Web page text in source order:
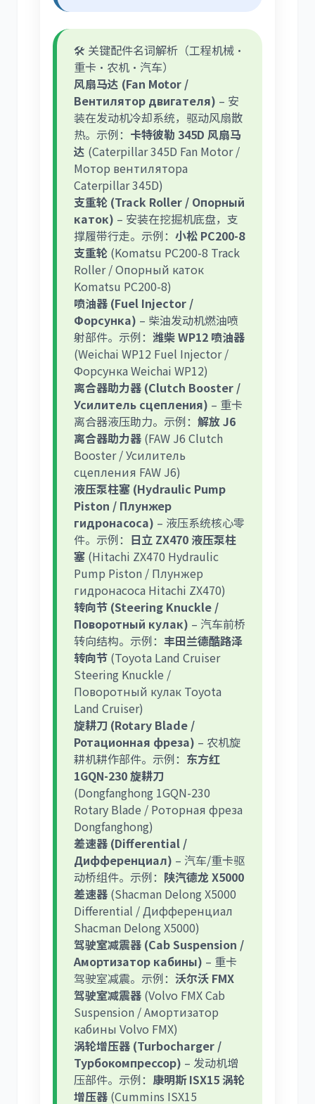
🛠️ 关键配件名词解析（工程机械·
重卡·农机·汽车）
风扇马达 (Fan Motor /
Вентилятор двигателя) – 安
装在发动机冷却系统，驱动风扇散
热。示例： 卡特彼勒 345D 风扇马
达 (Caterpillar 345D Fan Motor /
Мотор вентилятора
Caterpillar 345D)
支重轮 (Track Roller / Опорный
каток) – 安装在挖掘机底盘，支
撑履带行走。示例： 小松 PC200-8
支重轮 (Komatsu PC200-8 Track
Roller / Опорный каток
Komatsu PC200-8)
喷油器 (Fuel Injector /
Форсунка) – 柴油发动机燃油喷
射部件。示例： 潍柴 WP12 喷油器
(Weichai WP12 Fuel Injector /
Форсунка Weichai WP12)
离合器助力器 (Clutch Booster /
Усилитель сцепления) – 重卡
离合器液压助力。示例： 解放 J6
离合器助力器 (FAW J6 Clutch
Booster / Усилитель
сцепления FAW J6)
液压泵柱塞 (Hydraulic Pump
Piston / Плунжер
гидронасоса) – 液压系统核心零
件。示例： 日立 ZX470 液压泵柱
塞 (Hitachi ZX470 Hydraulic
Pump Piston / Плунжер
гидронасоса Hitachi ZX470)
转向节 (Steering Knuckle /
Поворотный кулак) – 汽车前桥
转向结构。示例： 丰田兰德酷路泽
转向节 (Toyota Land Cruiser
Steering Knuckle /
Поворотный кулак Toyota
Land Cruiser)
旋耕刀 (Rotary Blade /
Ротационная фреза) – 农机旋
耕机耕作部件。示例： 东方红
1GQN-230 旋耕刀
(Dongfanghong 1GQN-230
Rotary Blade / Роторная фреза
Dongfanghong)
差速器 (Differential /
Дифференциал) – 汽车/重卡驱
动桥组件。示例： 陕汽德龙 X5000
差速器 (Shacman Delong X5000
Differential / Дифференциал
Shacman Delong X5000)
驾驶室减震器 (Cab Suspension /
Амортизатор кабины) – 重卡
驾驶室减震。示例： 沃尔沃 FMX
驾驶室减震器 (Volvo FMX Cab
Suspension / Амортизатор
кабины Volvo FMX)
涡轮增压器 (Turbocharger /
Турбокомпрессор) – 发动机增
压部件。示例： 康明斯 ISX15 涡轮
增压器 (Cummins ISX15